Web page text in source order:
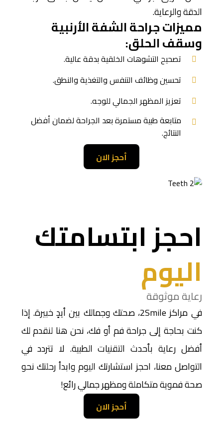
الدقة والرعاية.
مميزات جراحة الشفة الأرنبية
وسقف الحلق:
تصحيح التشوهات الخلقية بدقة عالية.
تحسين وظائف التنفس والتغذية والنطق.
تعزيز المظهر الجمالي للوجه.
متابعة طبية مستمرة بعد الجراحة لضمان أفضل
النتائج.
أحجز الان
احجز ابتسامتك
اليوم
رعاية موثوقة
في مراكز 2Smile، صحتك وجمالك بين أيدٍ خبيرة. إذا
كنت بحاجة إلى جراحة فم أو فك، نحن هنا لنقدم لك
أفضل رعاية بأحدث التقنيات الطبية. لا تتردد في
التواصل معنا، احجز استشارتك اليوم وابدأ رحلتك نحو
صحة فموية متكاملة ومظهر جمالي رائع!
أحجز الان